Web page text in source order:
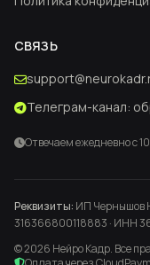
СВЯЗЬ
Телеграм-канал:
Отвечаем ежедневно с
Реквизиты: ИП Чернышов
316366800118883 · ИНН
© 2026 Нейро Кадр. Все